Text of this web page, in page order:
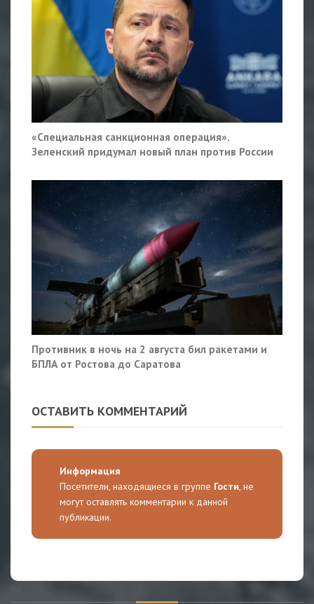
«Специальная санкционная операция».
Зеленский придумал новый план против России
Противник в ночь на 2 августа бил ракетами и
БПЛА от Ростова до Саратова
ОСТАВИТЬ КОММЕНТАРИЙ
Информация
Посетители, находящиеся в группе Гости, не
могут оставлять комментарии к данной
публикации.